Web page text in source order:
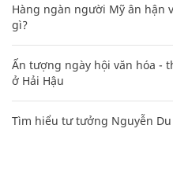
Hàng ngàn người Mỹ ân hận
gì?
Ấn tượng ngày hội văn hóa -
ở Hải Hậu
Tìm hiểu tư tưởng Nguyễn